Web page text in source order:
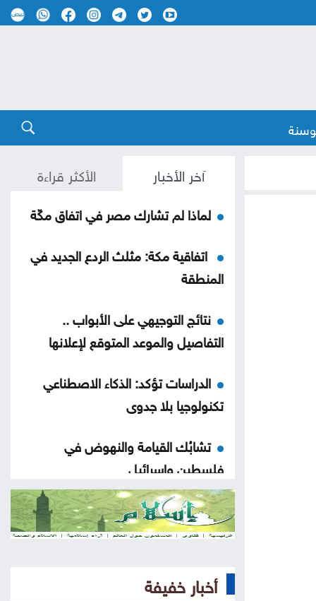
آخر الأخبار الأكثر قراءة
لماذا لم تشارك مصر في اتفاق مكّة
اتفاقية مكة: مثلث الردع الجديد في
المنطقة
نتائج التوجيهي على الأبواب ..
التفاصيل والموعد المتوقع لإعلانها
الدراسات تؤكد: الذكاء الاصطناعي
تكنولوجيا بلا جدوى
تشابُك القيامة والنهوض في
فلسطين وإسرائيل
هزيمة ترامب في مفاوضات إيران
حول إسرائيل
أخبار خفيفة